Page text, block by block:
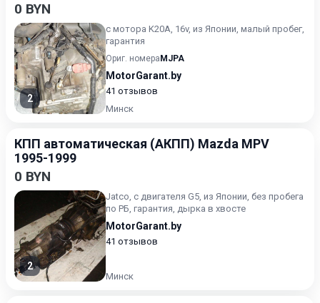
0 BYN
2
с мотора K20A, 16v, из Японии, малый пробег,
гарантия
Ориг. номера MJPA
MotorGarant.by
41 отзывов
Минск
КПП автоматическая (АКПП) Mazda MPV
1995-1999
0 BYN
2
Jatco, c двигателя G5, из Японии, без пробега
по РБ, гарантия, дырка в хвосте
MotorGarant.by
41 отзывов
Минск